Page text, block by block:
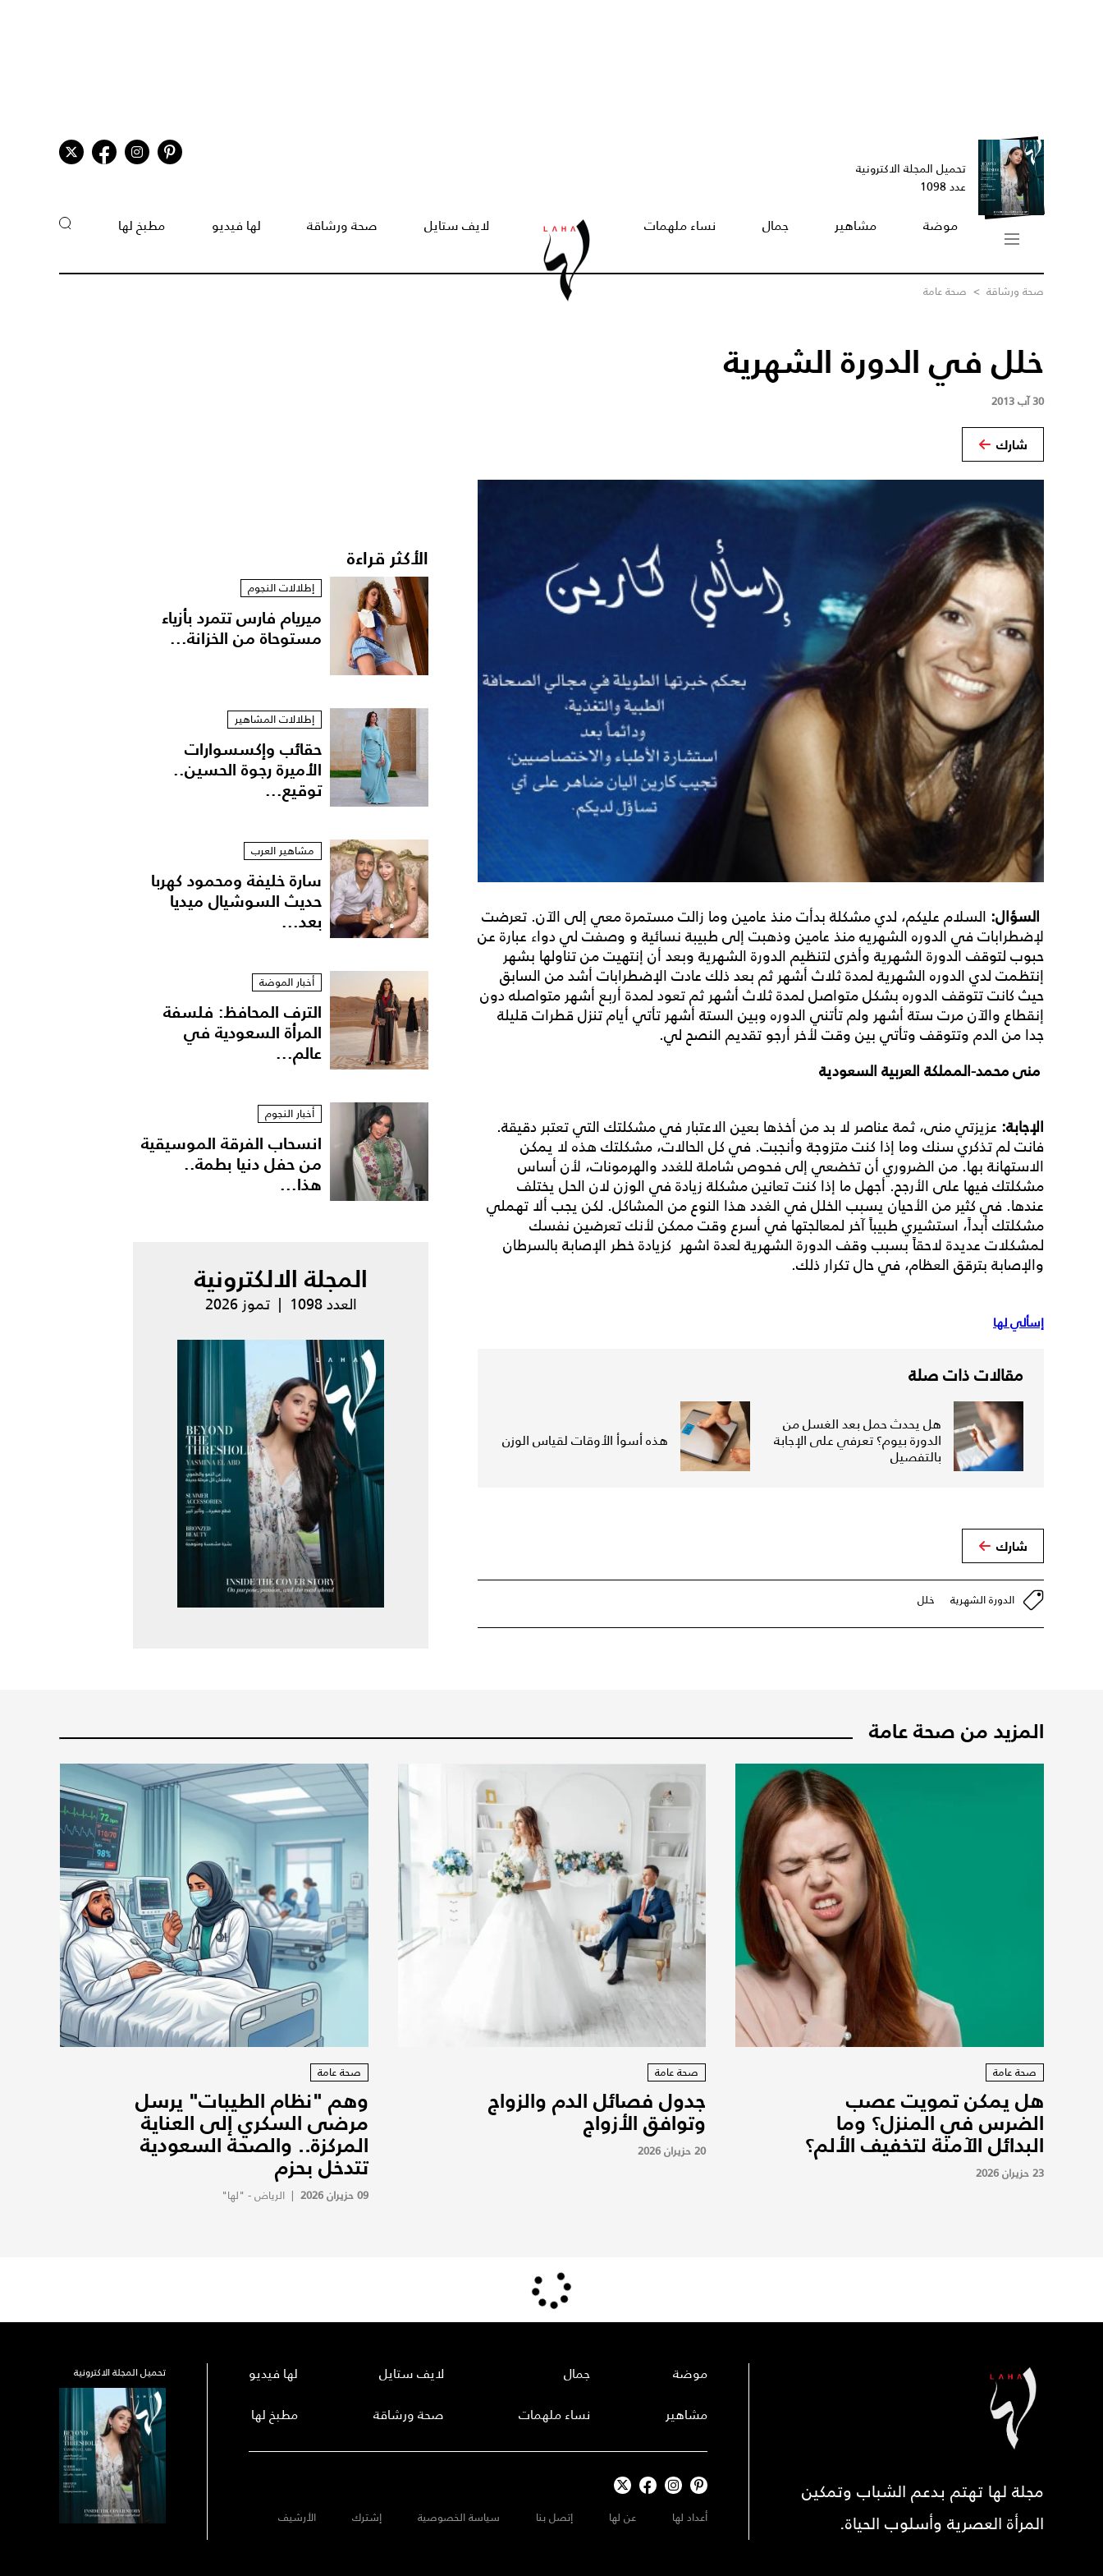
تحميل المجلة الاكترونية
عدد 1098
موضة مشاهير جمال نساء ملهمات لايف ستايل صحة ورشاقة لها فيديو مطبخ لها
صحة ورشاقة > صحة عامة
خلل في الدورة الشهرية
30 آب 2013
شارك
السؤال: السلام عليكم، لدي مشكلة بدأت منذ عامين وما زالت مستمرة معي إلى الآن. تعرضت
لإضطرابات في الدوره الشهريه منذ عامين وذهبت إلى طبيبة نسائية و وصفت لي دواء عبارة عن
حبوب لتوقف الدورة الشهرية وأخرى لتنظيم الدورة الشهرية وبعد أن إنتهيت من تناولها بشهر
إنتظمت لدي الدوره الشهرية لمدة ثلاث أشهر ثم بعد ذلك عادت الإضطرابات أشد من السابق
حيث كانت تتوقف الدوره بشكل متواصل لمدة ثلاث أشهر ثم تعود لمدة أربع أشهر متواصله دون
إنقطاع والآن مرت ستة أشهر ولم تأتني الدوره وبين الستة أشهر تأتي أيام تنزل قطرات قليلة
جدا من الدم وتتوقف وتأتي بين وقت لأخر أرجو تقديم النصح لي.
منى محمد-المملكة العربية السعودية
الإجابة: عزيزتي منى، ثمة عناصر لا بد من أخذها بعين الاعتبار في مشكلتك التي تعتبر دقيقة.
فانت لم تذكري سنك وما إذا كنت متزوجة وأنجبت. في كل الحالات، مشكلتك هذه لا يمكن
الاستهانة بها. من الضروري أن تخضعي إلى فحوص شاملة للغدد والهرمونات، لأن أساس
مشكلتك فيها على الأرجح. أجهل ما إذا كنت تعانين مشكلة زيادة في الوزن لان الحل يختلف
عندها. في كثير من الأحيان يسبب الخلل في الغدد هذا النوع من المشاكل. لكن يجب ألا تهملي
مشكلتك أبداً، استشيري طبيباً آخر لمعالجتها في أسرع وقت ممكن لأنك تعرضين نفسك
لمشكلات عديدة لاحقاً بسبب وقف الدورة الشهرية لعدة اشهر كزيادة خطر الإصابة بالسرطان
والإصابة بترقق العظام، في حال تكرار ذلك.
إسألي لها
مقالات ذات صلة
هل يحدث حمل بعد الغسل من
الدورة بيوم؟ تعرفي على الإجابة
بالتفصيل
هذه أسوأ الأوقات لقياس الوزن
شارك
الدورة الشهرية خلل
الأكثر قراءة
إطلالات النجوم
ميريام فارس تتمرد بأزياء
مستوحاة من الخزانة...
إطلالات المشاهير
حقائب وإكسسوارات
الأميرة رجوة الحسين..
توقيع...
مشاهير العرب
سارة خليفة ومحمود كهربا
حديث السوشيال ميديا
بعد...
أخبار الموضة
الترف المحافظ: فلسفة
المرأة السعودية في
عالم...
أخبار النجوم
انسحاب الفرقة الموسيقية
من حفل دنيا بطمة..
هذا...
المجلة الالكترونية
العدد 1098 | تموز 2026
المزيد من صحة عامة
صحة عامة
هل يمكن تمويت عصب
الضرس في المنزل؟ وما
البدائل الآمنة لتخفيف الألم؟
23 حزيران 2026
صحة عامة
جدول فصائل الدم والزواج
وتوافق الأزواج
20 حزيران 2026
صحة عامة
وهم "نظام الطيبات" يرسل
مرضى السكري إلى العناية
المركزة.. والصحة السعودية
تتدخل بحزم
09 حزيران 2026 |الرياض - "لها"
مجلة لها تهتم بدعم الشباب وتمكين
المرأة العصرية وأسلوب الحياة.
موضة
مشاهير
جمال
نساء ملهمات
لايف ستايل
صحة ورشاقة
لها فيديو
مطبخ لها
أعداد لها عن لها إتصل بنا سياسة الخصوصية إشترك الأرشيف
تحميل المجلة الاكترونية